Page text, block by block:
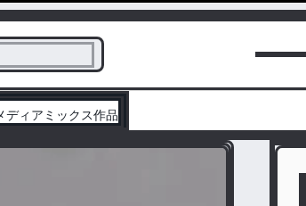
ディアミックス作品